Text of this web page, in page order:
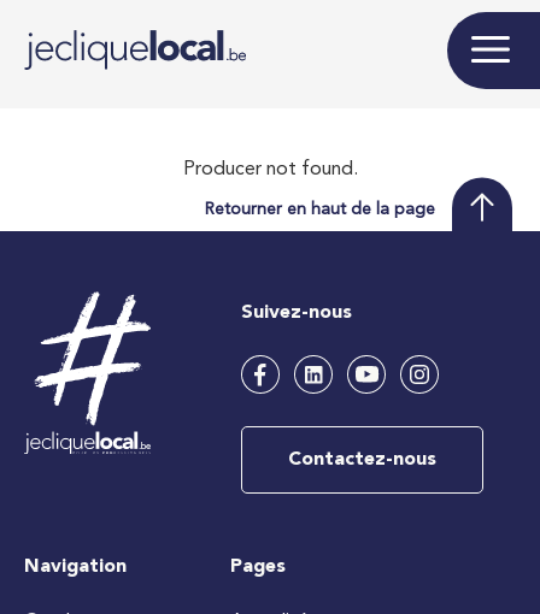
Producer not found.
Retourner en haut de la page
Suivez-nous
Contactez-nous
Navigation Pages